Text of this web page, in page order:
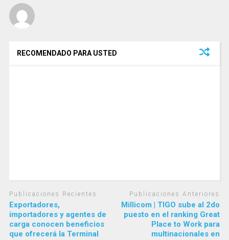
RECOMENDADO PARA USTED
Publicaciones Recientes
Exportadores,
importadores y agentes de
carga conocen beneficios
que ofrecerá la Terminal
Publicaciones Anteriores
Millicom | TIGO sube al 2do
puesto en el ranking Great
Place to Work para
multinacionales en